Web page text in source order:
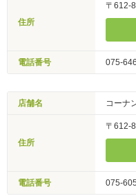
住所
〒612-
電話番号 075-
店舗名 コーナ
住所
〒612-
電話番号 075-